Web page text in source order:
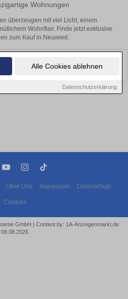
Alle Cookies ablehnen
Datenschutzerklärung
Wohnungen
überzeugen mit viel Licht, einem
Wohnflair. Finde jetzt exklusive
zum Kauf in Neuwied.
Objekte finden. Schauen Sie
Über Uns Impressum Datenschutz
Cookies
GmbH | Content by: 1A-Anzeigenmarkt.de
08.08.2026